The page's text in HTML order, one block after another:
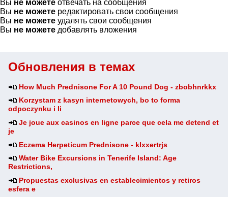
Обновления в темах
How Much Prednisone For A 10 Pound Dog - zbobhnrkkx
Korzystam z kasyn internetowych, bo to forma
odpoczynku i li
Je joue aux casinos en ligne parce que cela me detend et
je
Eczema Herpeticum Prednisone - klxxertrjs
Water Bike Excursions in Tenerife Island: Age
Restrictions,
Propuestas exclusivas en establecimientos y retiros
esfera e
Вы не можете отвечать на сообщения
Вы не можете редактировать свои сообщения
Вы не можете удалять свои сообщения
Вы не можете добавлять вложения